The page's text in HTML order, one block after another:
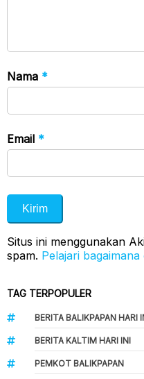
Nama *
Email *
Situs ini menggunakan
spam. Pelajari
TAG TERPOPULER
BERITA BALIKPAPAN HARI
BERITA KALTIM HARI INI
PEMKOT BALIKPAPAN